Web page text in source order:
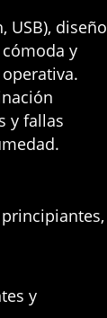
USB), diseño
y
.
y fallas
.
y